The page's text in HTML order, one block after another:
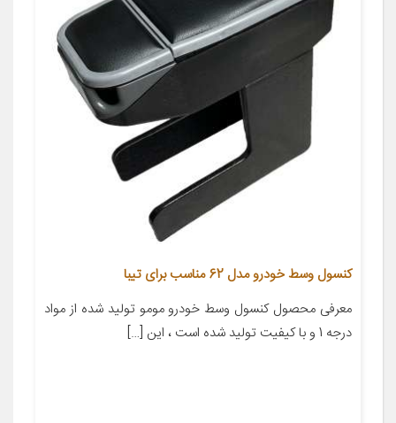
کنسول وسط خودرو مدل 62 مناسب برای تیبا
معرفی محصول کنسول وسط خودرو مومو تولید شده از مواد
درجه 1 و با کیفیت تولید شده است ، این […]